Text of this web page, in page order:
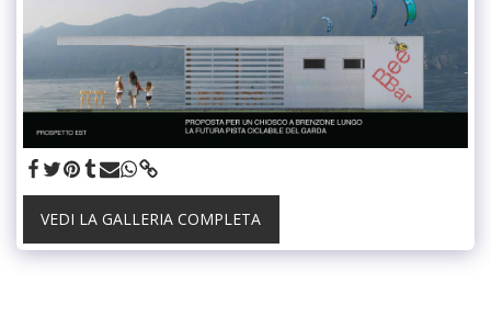
VEDI LA GALLERIA COMPLETA